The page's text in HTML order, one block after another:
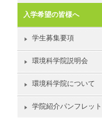
入学希望の皆様へ
学生募集要項
環境科学院説明会
環境科学院について
学院紹介パンフレット